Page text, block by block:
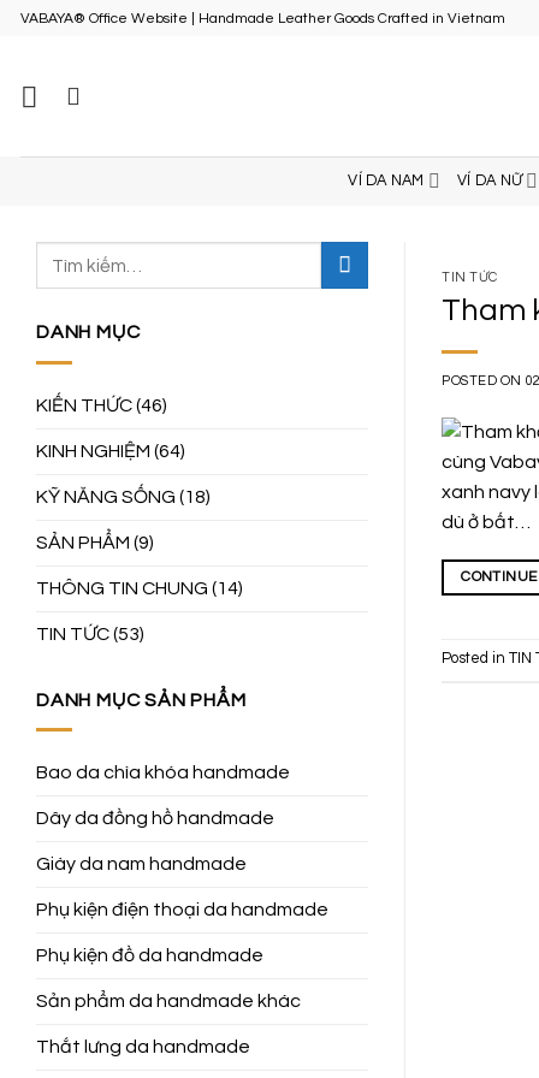
SkipVABAYA® Office Website | Handmade Leather Goods Crafted in Vietnam
VÍ DA NAM VÍ DA NỮ
DANH MỤC
KIẾN THỨC(46)
KINH NGHIỆM (64)
KỸ NĂNG SỐNG (18)
SẢN PHẨM (9)
THÔNG TIN CHUNG (14)
TIN TỨC(53)
DANH MỤC SẢN PHẨM
Bao da chìa khóa handmade
Dây da đồng hồ handmade
Giày da nam handmade
Phụ kiện điện thoại da handmade
Phụ kiện đồ da handmade
Sản phẩm da handmade khác
Thắt lưng da handmade
TIN TỨC
Tham
POSTED ON
xanh navy
dù ở bất…
Posted in TIN